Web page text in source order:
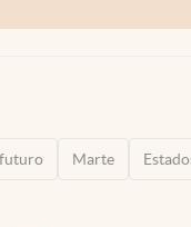
futuro Marte